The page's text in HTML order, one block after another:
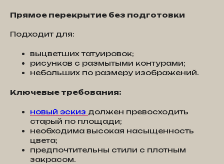
Прямое перекрытие без подготовки
Подходит для:
выцветших татуировок;
рисунков с размытыми контурами;
небольших по размеру изображений.
Ключевые требования:
новый эскиз должен превосходить
старый по площади;
необходима высокая насыщенность
цвета;
предпочтительны стили с плотным
закрасом.